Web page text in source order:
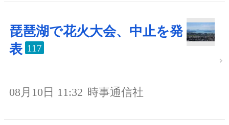
琵琶湖で花火大会、中止を発
表 117
08月10日 11:32 時事通信社